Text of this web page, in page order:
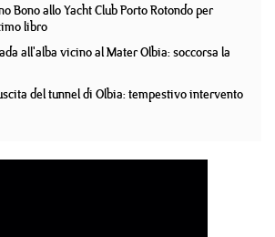
Bono allo Yacht Club Porto Rotondo per
libro
all'alba vicino al Mater Olbia: soccorsa la
del tunnel di Olbia: tempestivo intervento